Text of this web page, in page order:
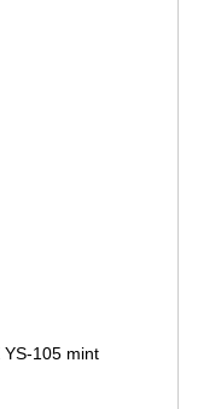
YS-105 mint